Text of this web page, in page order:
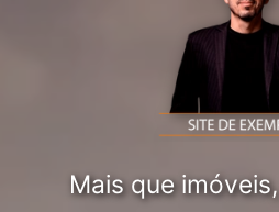
Mais que